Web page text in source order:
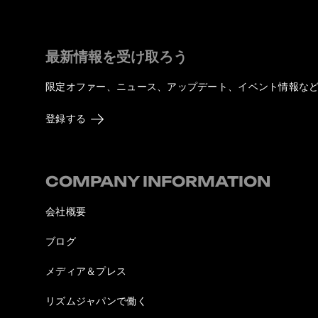
最新情報を受け取ろう
限定オファー、ニュース、アップデート、イベント情報な
登録する
COMPANY INFORMATION
会社概要
ブログ
メディア＆プレス
リズムジャパンで働く